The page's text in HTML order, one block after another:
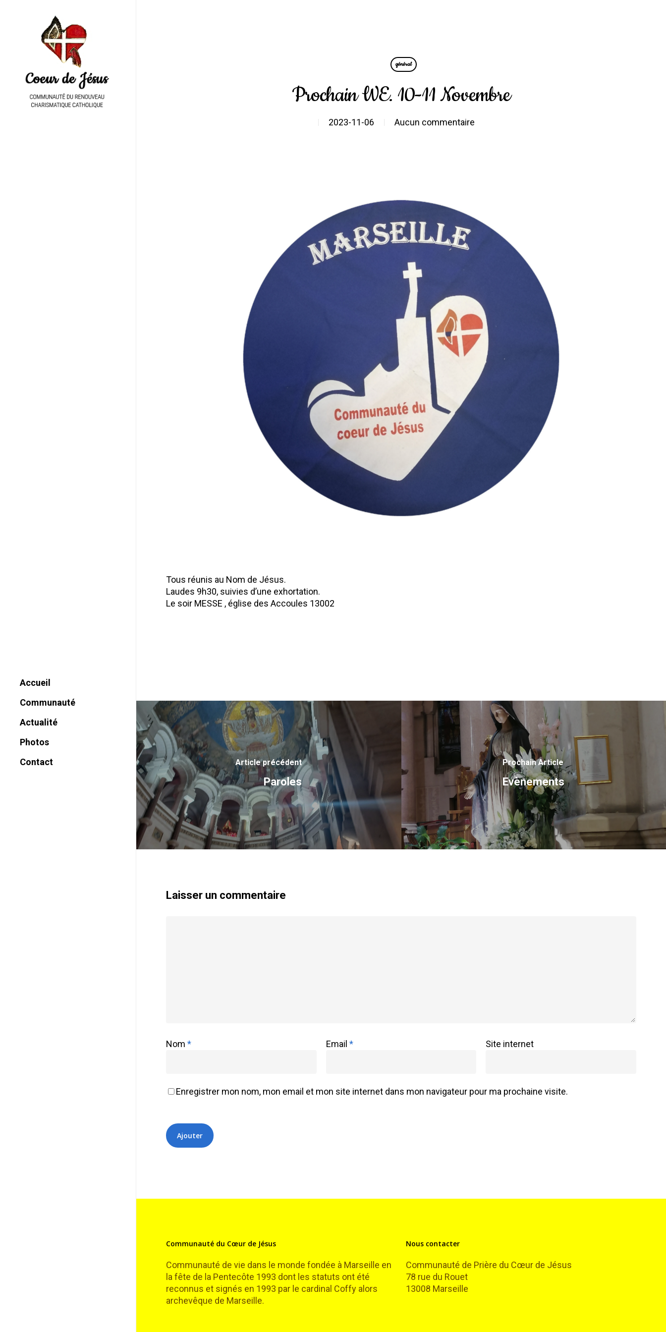
Accueil
Communauté
Historique
Charte
Nom
Actualité
Photos
Contact
général
Prochain WE. 10-11 Novembre
2023-11-06 Aucun commentaire
Tous réunis au Nom de Jésus.
Laudes 9h30, suivies d’une exhortation.
Le soir MESSE , église des Accoules 13002
Article précédent
Paroles
Prochain Article
Evènements
Laisser un commentaire
Nom * Email * Site internet
Enregistrer mon nom, mon email et mon site internet dans mon navigateur pour ma prochaine visite.
Communauté du Cœur de Jésus
Communauté de vie dans le monde fondée à Marseille en
la fête de la Pentecôte 1993 dont les statuts ont été
reconnus et signés en 1993 par le cardinal Coffy alors
archevêque de Marseille.
Nous contacter
Communauté de Prière du Cœur de Jésus
78 rue du Rouet
13008 Marseille